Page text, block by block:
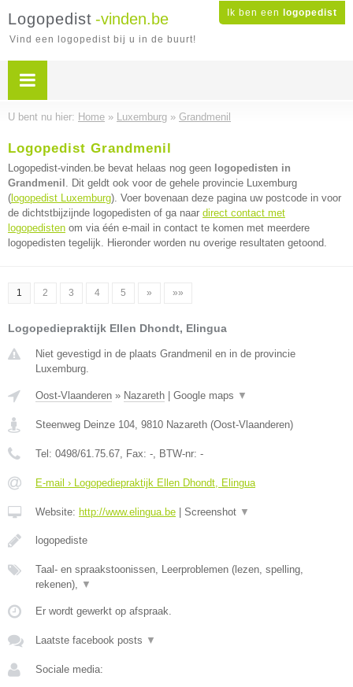
Ik ben een logopedist
Logopedist -vinden.be
Vind een logopedist bij u in de buurt!
U bent nu hier: Home » Luxemburg » Grandmenil
Logopedist Grandmenil
Logopedist-vinden.be bevat helaas nog geen logopedisten in
Grandmenil . Dit geldt ook voor de gehele provincie Luxemburg
( logopedist Luxemburg). Voer bovenaan deze pagina uw postcode in voor
de dichtstbijzijnde logopedisten of ga naar direct contact met
logopedisten om via één e-mail in contact te komen met meerdere
logopedisten tegelijk. Hieronder worden nu overige resultaten getoond.
1 2 3 4 5 » »»
Logopediepraktijk Ellen Dhondt, Elingua
Niet gevestigd in de plaats Grandmenil en in de provincie
Luxemburg.
Oost-Vlaanderen » Nazareth Google maps ▼
Steenweg Deinze 104, 9810 Nazareth (Oost-Vlaanderen)
Tel: 0498/61.75.67, Fax: -, BTW-nr: -
E-mail › Logopediepraktijk Ellen Dhondt, Elingua
Website: http://www.elingua.be Screenshot ▼
logopediste
Taal- en spraakstoonissen, Leerproblemen (lezen, spelling,
rekenen), ▼
Er wordt gewerkt op afspraak.
Laatste facebook posts ▼
Sociale media: